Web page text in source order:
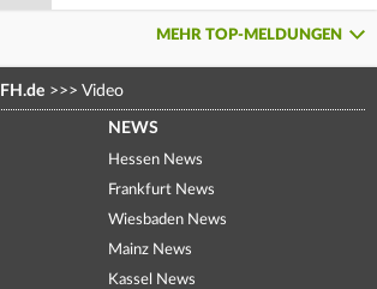
MEHR TOP-MELDUNGEN
>>> Video
NEWS
Hessen News
Frankfurt News
Wiesbaden News
Mainz News
Kassel News